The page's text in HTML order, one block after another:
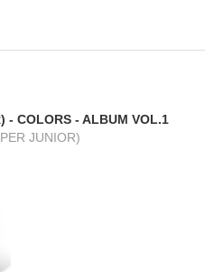
- COLORS - ALBUM VOL.1
JUNIOR)